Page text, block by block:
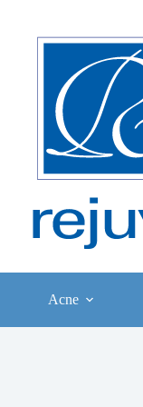
Acne